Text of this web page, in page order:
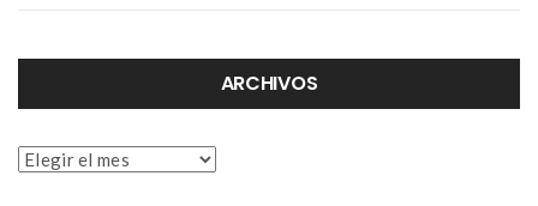
ARCHIVOS
Archivos